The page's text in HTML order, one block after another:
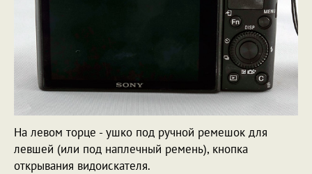
На левом торце - ушко под ручной ремешок для
левшей (или под наплечный ремень), кнопка
открывания видоискателя.